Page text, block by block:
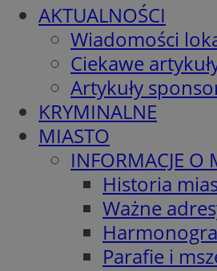
AKTUALNOŚCI
Wiadomości
Ciekawe
Artykuły
KRYMINALNE
MIASTO
INFORMACJE O
Historia
Ważne
Parafie i